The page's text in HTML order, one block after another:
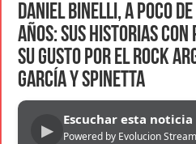
Daniel Binelli, a poco
años: sus historias con
su gusto por el rock
García Y Spinetta
▶
Escuchar esta noticia
Powered by Evolucion